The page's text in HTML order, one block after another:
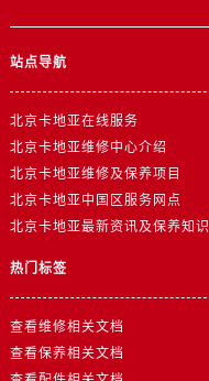
站点导航
北京卡地亚在线服务
北京卡地亚维修中心介绍
北京卡地亚维修及保养项目
北京卡地亚中国区服务网点
北京卡地亚最新资讯及保养知识
热门标签
查看维修相关文档
查看保养相关文档